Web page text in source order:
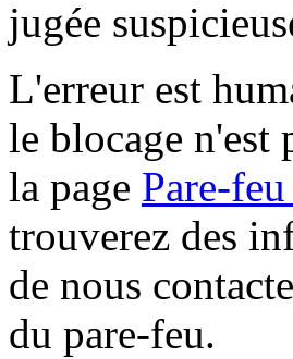
jugée
L'erreur est
le blocage n'est
la page Pare-
trouverez des
de nous
du pare-feu.